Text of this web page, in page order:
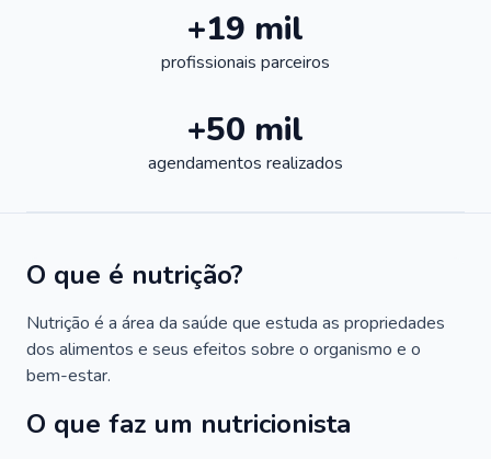
+19 mil
profissionais parceiros
+50 mil
agendamentos realizados
O que é nutrição?
Nutrição é a área da saúde que estuda as propriedades
dos alimentos e seus efeitos sobre o organismo e o
bem-estar.
O que faz um nutricionista